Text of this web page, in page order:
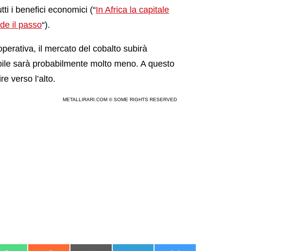
i benefici economici (“In Africa la capitale
il passo“).
il mercato del cobalto subirà
sarà probabilmente molto meno. A questo
verso l’alto.
METALLIRARI.COM © SOME RIGHTS RESERVED